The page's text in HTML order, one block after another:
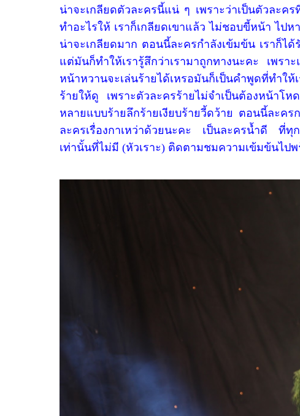
น่าจะเกลียดตัวละครนี้แน่ ๆ เพราะว่าเป็นตัวละค
ทำอะไรให้ เราก็เกลียดเขาแล้ว ไม่ชอบขี้หน้า ไป
น่าจะเกลียดมาก ตอนนี้ละครกำลังเข้มข้น เราก็ไ
แต่มันก็ทำให้เรารู้สึกว่าเรามาถูกทางนะคะ เพร
หน้าหวานจะเล่นร้ายได้เหรอมันก็เป็นคำพูดที่ทำใ
ร้ายให้ดู เพราะตัวละครร้ายไม่จำเป็นต้องหน้าโ
หลายแบบร้ายลึกร้ายเงียบร้ายวี้ดว้าย ตอนนี้ละค
ละครเรื่องกาเหว่าด้วยนะคะ เป็นละครน้ำดี ที่ทุ
เท่านั้นที่ไม่มี (หัวเราะ) ติดตามชมความเข้มข้นไป